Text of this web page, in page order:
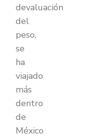
devaluación
del
peso,
se
ha
viajado
más
dentro
de
México